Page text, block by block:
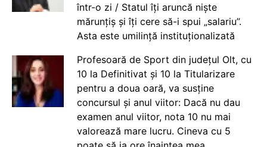
într-o zi / Statul îți aruncă niște
mărunțiș și îți cere să-i spui „salariu”.
Asta este umilință instituționalizată
Profesoară de Sport din județul Olt, cu
10 la Definitivat și 10 la Titularizare
pentru a doua oară, va susține
concursul și anul viitor: Dacă nu dau
examen anul viitor, nota 10 nu mai
valorează mare lucru. Cineva cu 5